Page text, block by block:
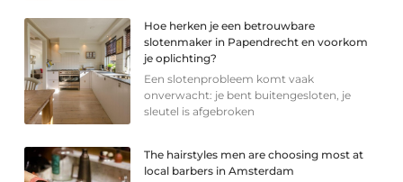
Hoe herken je een betrouwbare
slotenmaker in Papendrecht en voorkom
je oplichting?
Een slotenprobleem komt vaak
onverwacht: je bent buitengesloten, je
sleutel is afgebroken
The hairstyles men are choosing most at
local barbers in Amsterdam